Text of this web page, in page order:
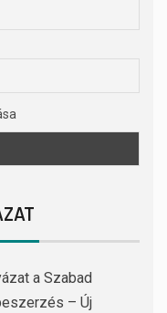
a Szabad
– Új